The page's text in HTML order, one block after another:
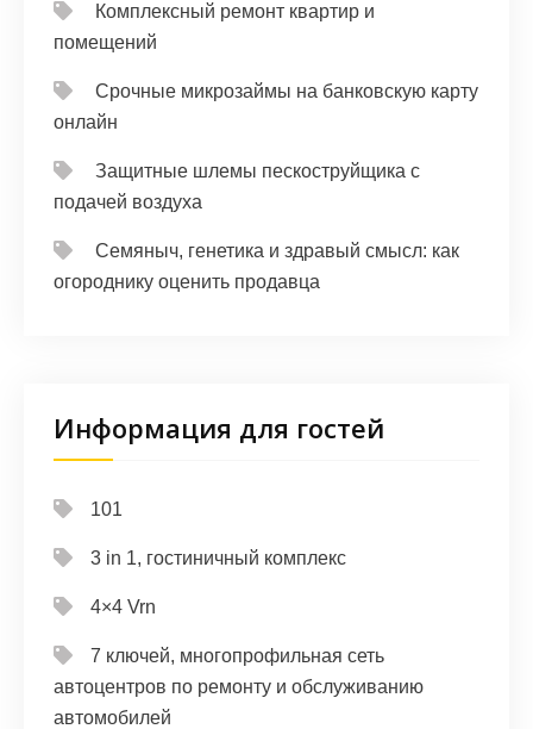
Комплексный ремонт квартир и
помещений
Срочные микрозаймы на банковскую карту
онлайн
Защитные шлемы пескоструйщика с
подачей воздуха
Семяныч, генетика и здравый смысл: как
огороднику оценить продавца
Информация для гостей
101
3 in 1, гостиничный комплекс
4×4 Vrn
7 ключей, многопрофильная сеть
автоцентров по ремонту и обслуживанию
автомобилей